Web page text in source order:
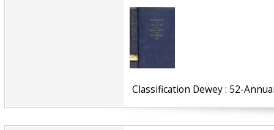
Classification Dewey : 52-